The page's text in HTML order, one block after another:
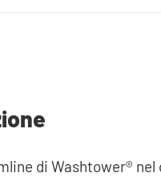
di Washtower® nel